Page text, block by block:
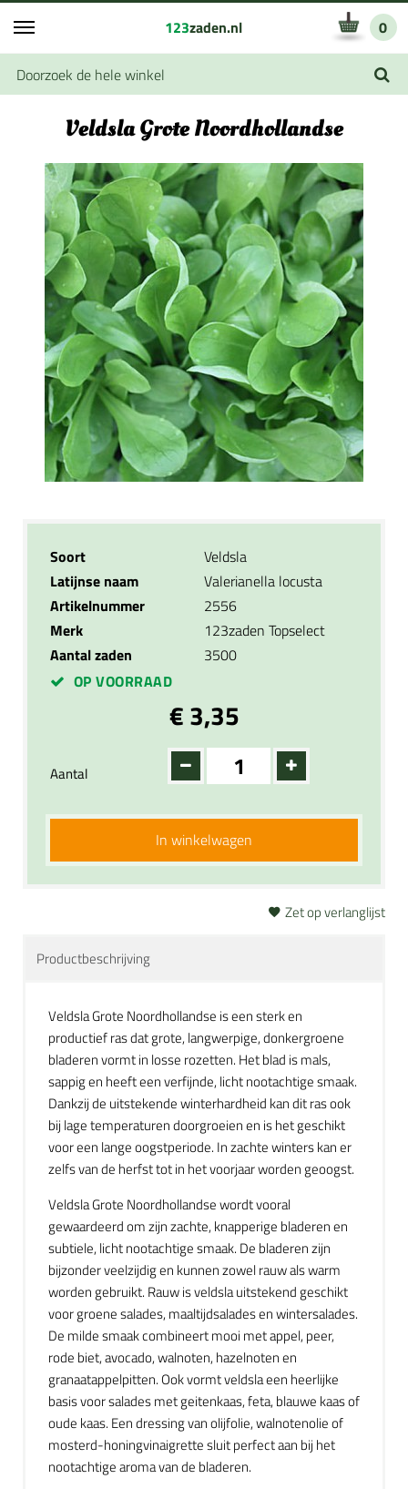
123zaden.nl 0
Veldsla Grote Noordhollandse
Soort
Veldsla
Latijnse naam
Valerianella locusta
Artikelnummer
2556
Merk
123zaden Topselect
Aantal zaden
3500
OP VOORRAAD
€ 3,35
Aantal
In winkelwagen
Zet op verlanglijst
Productbeschrijving
Veldsla Grote Noordhollandse is een sterk en
productief ras dat grote, langwerpige, donkergroene
bladeren vormt in losse rozetten. Het blad is mals,
sappig en heeft een verfijnde, licht nootachtige smaak.
Dankzij de uitstekende winterhardheid kan dit ras ook
bij lage temperaturen doorgroeien en is het geschikt
voor een lange oogstperiode. In zachte winters kan er
zelfs van de herfst tot in het voorjaar worden geoogst.
Veldsla Grote Noordhollandse wordt vooral
gewaardeerd om zijn zachte, knapperige bladeren en
subtiele, licht nootachtige smaak. De bladeren zijn
bijzonder veelzijdig en kunnen zowel rauw als warm
worden gebruikt. Rauw is veldsla uitstekend geschikt
voor groene salades, maaltijdsalades en wintersalades.
De milde smaak combineert mooi met appel, peer,
rode biet, avocado, walnoten, hazelnoten en
granaatappelpitten. Ook vormt veldsla een heerlijke
basis voor salades met geitenkaas, feta, blauwe kaas of
oude kaas. Een dressing van olijfolie, walnotenolie of
mosterd-honingvinaigrette sluit perfect aan bij het
nootachtige aroma van de bladeren.